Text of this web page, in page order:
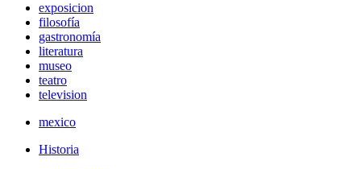
exposicion
filosofía
gastronomía
literatura
museo
teatro
television
mexico
Historia